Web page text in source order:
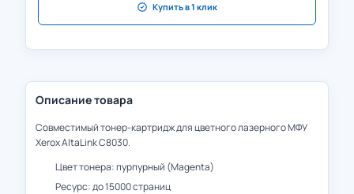
Купить в 1 клик
Описание товара
Совместимый тонер-картридж для цветного лазерного МФУ
Xerox AltaLink C8030.
Цвет тонера: пурпурный (Magenta)
Ресурс: до 15000 страниц